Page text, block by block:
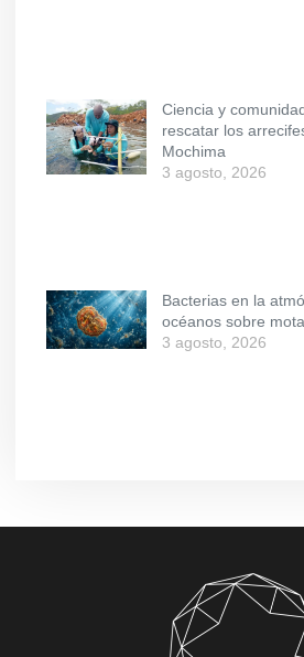
Ciencia y
rescatar los
Mochima
3 agosto, 2026
Bacterias en la
océanos sobre
3 agosto, 2026